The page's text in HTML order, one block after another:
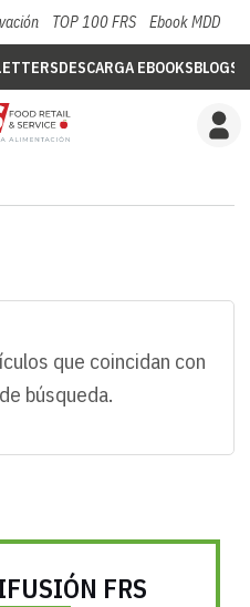
TOP 100 FRS Ebook MDD
DESCARGA EBOOKSBLOGS
que coincidan con
búsqueda.
FRS